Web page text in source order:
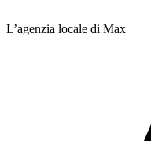
L’agenzia locale di Max